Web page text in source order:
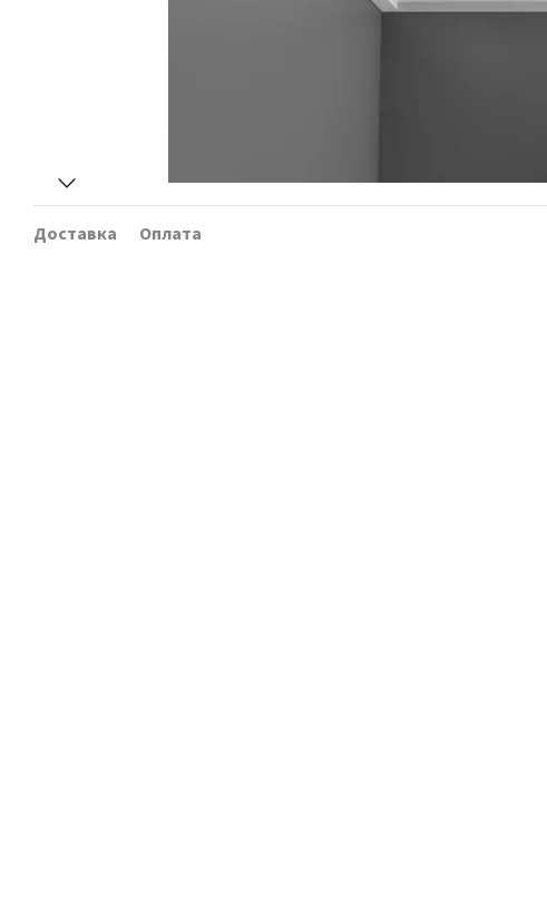
Доставка Оплата